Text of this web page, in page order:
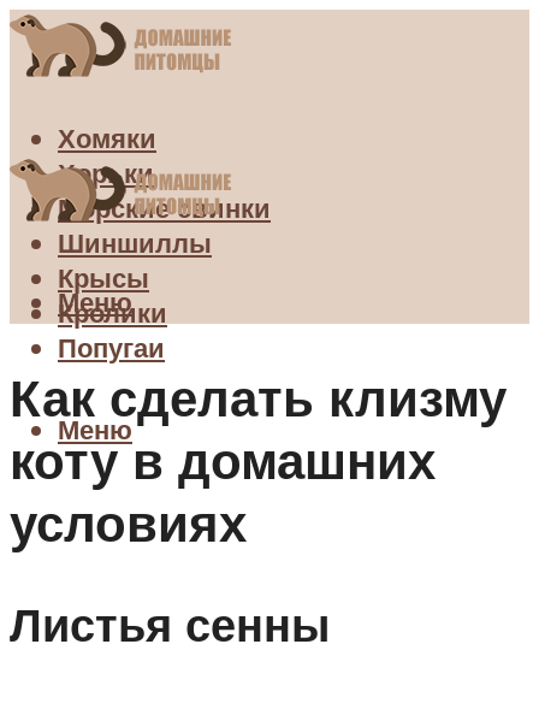
Хомяки
Хорьки
Морские свинки
Шиншиллы
Крысы
Кролики
Попугаи
Меню
Меню
Как сделать клизму
коту в домашних
условиях
Листья сенны